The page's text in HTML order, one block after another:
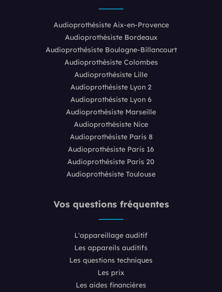
Audioprothésiste Aix-en-Provence
Audioprothésiste Bordeaux
Audioprothésiste Boulogne-Billancourt
Audioprothésiste Colombes
Audioprothésiste Lille
Audioprothésiste Lyon 2
Audioprothésiste Lyon 6
Audioprothésiste Marseille
Audioprothésiste Nice
Audioprothésiste Paris 8
Audioprothésiste Paris 16
Audioprothésiste Paris 20
Audioprothésiste Toulouse
Vos questions fréquentes
L'appareillage auditif
Les appareils auditifs
Les questions techniques
Les prix
Les aides financières